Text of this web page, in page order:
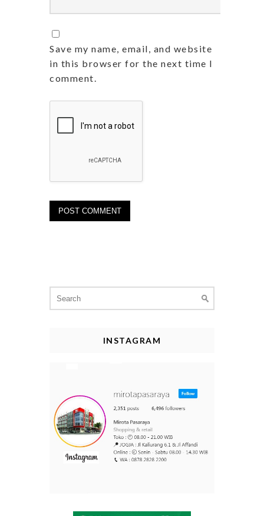
Save my name, email, and website
in this browser for the next time I
comment.
for:
INSTAGRAM